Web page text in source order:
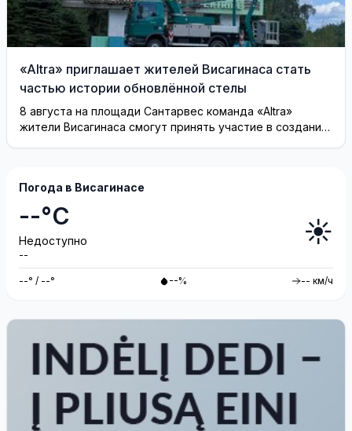
«Altra» приглашает жителей Висагинаса стать
частью истории обновлённой стелы
8 августа на площади Сантарвес команда «Altra»
жители Висагинаса смогут принять участие в создании
Погода в Висагинасе
--°C
Недоступно
--
☀️
--° / --° --% -- км/ч